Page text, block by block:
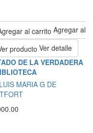
Agregar al
Ver detalle
DE LA VERDADERA
MARIA G DE